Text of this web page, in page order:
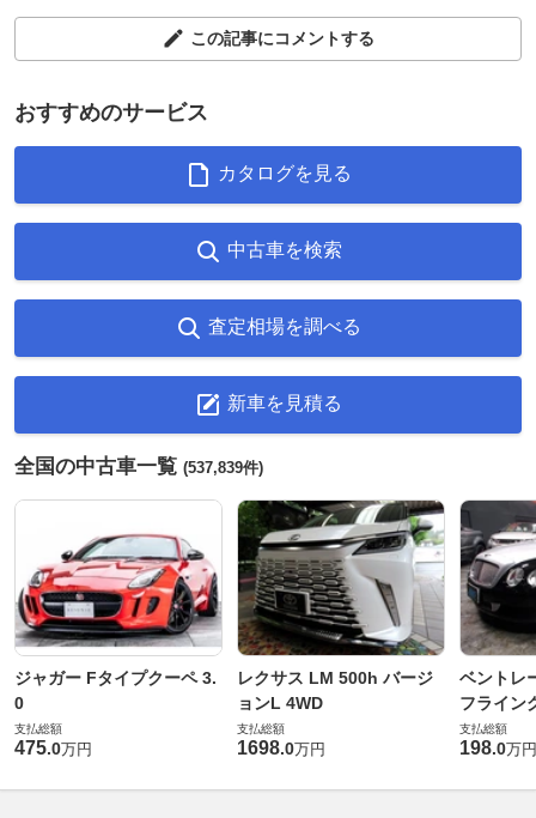
この記事にコメントする
おすすめのサービス
カタログを見る
中古車を検索
査定相場を調べる
新車を見積る
全国の中古車一覧 (537,839件)
ジャガー Fタイプクーペ 3.
0
支払総額
475.0万円
レクサス LM 500h バージ
ョンL 4WD
支払総額
1698.0万円
ベントレ
フライン
支払総額
198.0万円